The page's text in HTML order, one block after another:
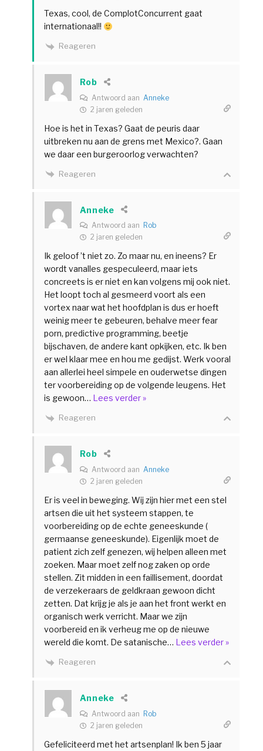
Texas, cool, de ComplotConcurrent gaat
internationaal!!
Reageren
Rob
Antwoord aan Anneke
2 jaren geleden
Hoe is het in Texas? Gaat de peuris daar
uitbreken nu aan de grens met Mexico?. Gaan
we daar een burgeroorlog verwachten?
Reageren
Anneke
Antwoord aan Rob
2 jaren geleden
Ik geloof ’t niet zo. Zo maar nu, en ineens? Er
wordt vanalles gespeculeerd, maar iets
concreets is er niet en kan volgens mij ook niet.
Het loopt toch al gesmeerd voort als een
vortex naar wat het hoofdplan is dus er hoeft
weinig meer te gebeuren, behalve meer fear
porn, predictive programming, beetje
bijschaven, de andere kant opkijken, etc. Ik ben
er wel klaar mee en hou me gedijst. Werk vooral
aan allerlei heel simpele en ouderwetse dingen
ter voorbereiding op de volgende leugens. Het
is gewoon… Lees verder »
Reageren
Rob
Antwoord aan Anneke
2 jaren geleden
Er is veel in beweging. Wij zijn hier met een stel
artsen die uit het systeem stappen, te
voorbereiding op de echte geneeskunde (
germaanse geneeskunde). Eigenlijk moet de
patient zich zelf genezen, wij helpen alleen met
zoeken. Maar moet zelf nog zaken op orde
stellen. Zit midden in een faillisement, doordat
de verzekeraars de geldkraan gewoon dicht
zetten. Dat krijg je als je aan het front werkt en
organisch werk verricht. Maar we zijn
voorbereid en ik verheug me op de nieuwe
wereld die komt. De satanische… Lees verder »
Reageren
Anneke
Antwoord aan Rob
2 jaren geleden
Gefeliciteerd met het artsenplan! Ik ben 5 jaar